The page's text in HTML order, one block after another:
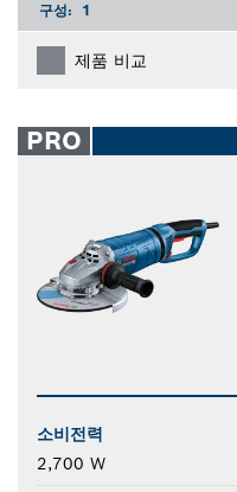
구성: 1
제품 비교
PRO
소비전력
2,700 W